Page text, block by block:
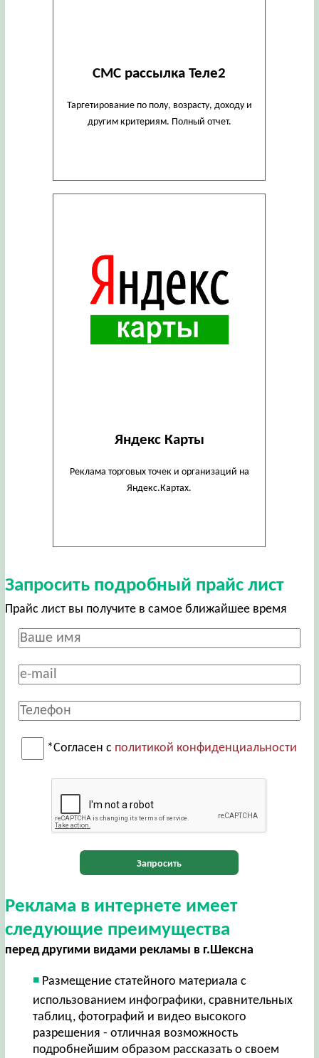
СМС рассылка Теле2
Таргетирование по полу, возрасту, доходу и
другим критериям. Полный отчет.
Яндекс Карты
Реклама торговых точек и организаций на
Яндекс.Картах.
Запросить подробный прайс лист
Прайс лист вы получите в самое ближайшее время
*Согласен с политикой конфиденциальности
Запросить
Реклама в интернете имеет
следующие преимущества
перед другими видами рекламы в г.Шексна
Размещение статейного материала с
использованием инфографики, сравнительных
таблиц, фотографий и видео высокого
разрешения - отличная возможность
подробнейшим образом рассказать о своем